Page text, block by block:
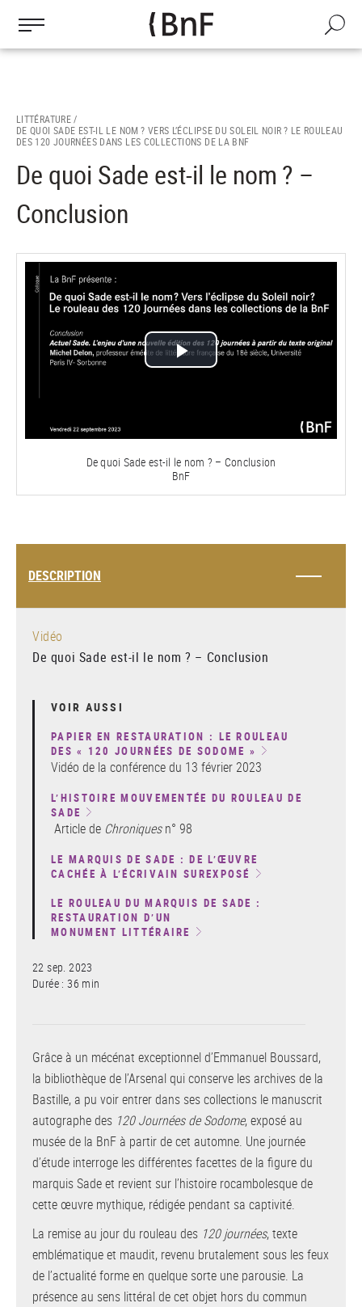
contenu
Recherche
LITTÉRATURE /
DE QUOI SADE EST-IL LE NOM ? VERS L’ÉCLIPSE DU SOLEIL NOIR ? LE ROULEAU
DES 120 JOURNÉES DANS LES COLLECTIONS DE LA BNF
De quoi Sade est-il le nom ? –
Conclusion
Lire
vidéo
De quoi Sade est-il le nom ? – Conclusion
BnF
DESCRIPTION
Vidéo
De quoi Sade est-il le nom ? – Conclusion
VOIR AUSSI
PAPIER EN RESTAURATION : LE ROULEAU
DES « 120 JOURNÉES DE SODOME »
Vidéo de la conférence du 13 février 2023
L’HISTOIRE MOUVEMENTÉE DU ROULEAU DE
SADE
Article de Chroniquesn° 98
LE MARQUIS DE SADE : DE L’ŒUVRE
CACHÉE À L’ÉCRIVAIN SUREXPOSÉ
LE ROULEAU DU MARQUIS DE SADE :
RESTAURATION D’UN
MONUMENT LITTÉRAIRE
22 sep. 2023
Durée : 36 min
Grâce à un mécénat exceptionnel d’Emmanuel Boussard,
la bibliothèque de l’Arsenal qui conserve les archives de la
Bastille, a pu voir entrer dans ses collections le manuscrit
autographe des 120 Journées de Sodome, exposé au
musée de la BnF à partir de cet automne. Une journée
d’étude interroge les différentes facettes de la figure du
marquis Sade et revient sur l’histoire rocambolesque de
cette œuvre mythique, rédigée pendant sa captivité.
La remise au jour du rouleau des 120 journées, texte
emblématique et maudit, revenu brutalement sous les feux
de l’actualité forme en quelque sorte une parousie. La
présence au sens littéral de cet objet hors du commun